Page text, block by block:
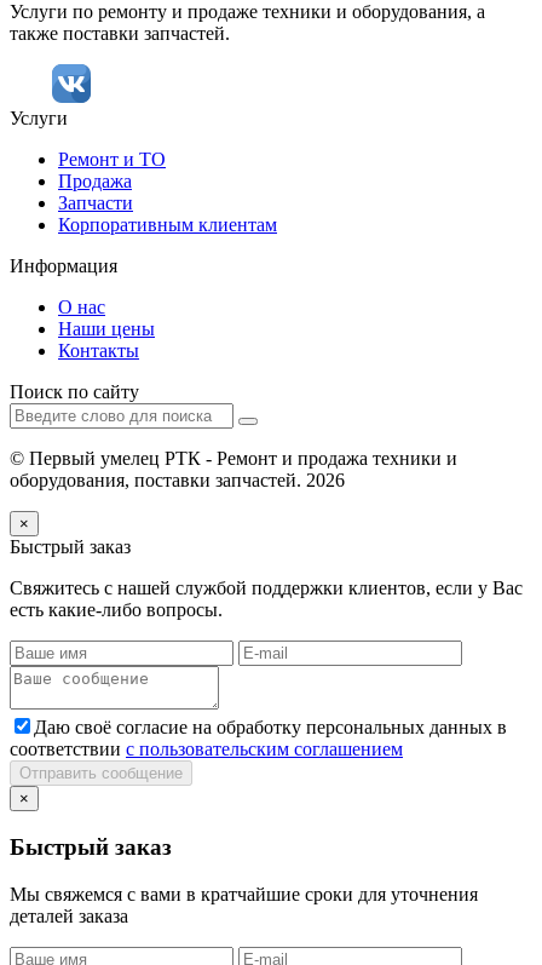
Услуги по ремонту и продаже техники и оборудования, а
также поставки запчастей.
Услуги
Ремонт и ТО
Продажа
Запчасти
Корпоративным клиентам
Информация
О нас
Наши цены
Контакты
Поиск по сайту
© Первый умелец РТК - Ремонт и продажа техники и
оборудования, поставки запчастей. 2026
×
Быстрый заказ
Свяжитесь с нашей службой поддержки клиентов, если у Вас
есть какие-либо вопросы.
Даю своё согласие на обработку персональных данных в
соответствии с пользовательским соглашением
Отправить сообщение
×
Быстрый заказ
Мы свяжемся с вами в кратчайшие сроки для уточнения
деталей заказа